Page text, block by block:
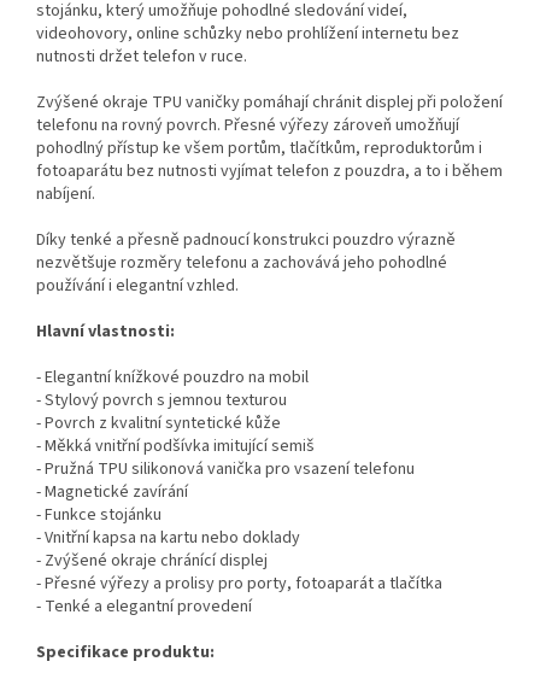
stojánku, který umožňuje pohodlné sledování videí,
videohovory, online schůzky nebo prohlížení internetu bez
nutnosti držet telefon v ruce.
Zvýšené okraje TPU vaničky pomáhají chránit displej při položení
telefonu na rovný povrch. Přesné výřezy zároveň umožňují
pohodlný přístup ke všem portům, tlačítkům, reproduktorům i
fotoaparátu bez nutnosti vyjímat telefon z pouzdra, a to i během
nabíjení.
Díky tenké a přesně padnoucí konstrukci pouzdro výrazně
nezvětšuje rozměry telefonu a zachovává jeho pohodlné
používání i elegantní vzhled.
Hlavní vlastnosti:
- Elegantní knížkové pouzdro na mobil
- Stylový povrch s jemnou texturou
- Povrch z kvalitní syntetické kůže
- Měkká vnitřní podšívka imitující semiš
- Pružná TPU silikonová vanička pro vsazení telefonu
- Magnetické zavírání
- Funkce stojánku
- Vnitřní kapsa na kartu nebo doklady
- Zvýšené okraje chránící displej
- Přesné výřezy a prolisy pro porty, fotoaparát a tlačítka
- Tenké a elegantní provedení
Specifikace produktu: